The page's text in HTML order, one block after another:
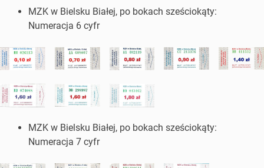
MZK w Bielsku Białej, po bokach sześciokąty:
Numeracja 6 cyfr
MZK w Bielsku Białej, po bokach sześciokąty:
Numeracja 7 cyfr